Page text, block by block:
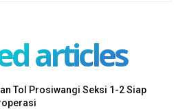
articles
Tol Prosiwangi Seksi 1-2 Siap